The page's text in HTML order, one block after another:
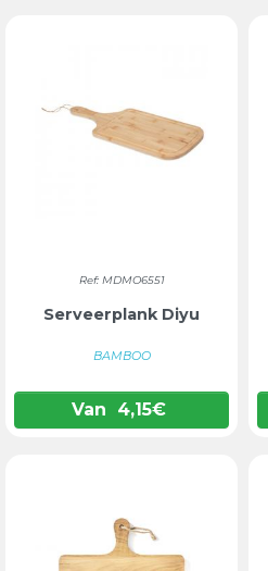
Ref: MDMO6551
Serveerplank Diyu
BAMBOO
Van 4,15€